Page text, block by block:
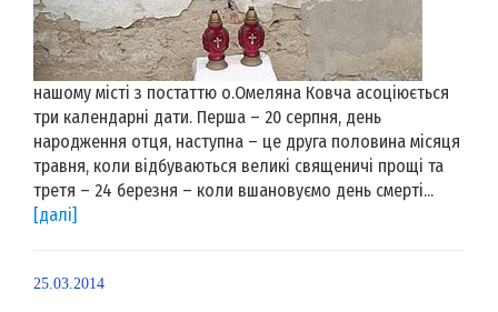
нашому місті з постаттю о.Омеляна Ковча асоціюється
три календарні дати. Перша – 20 серпня, день
народження отця, наступна – це друга половина місяця
травня, коли відбуваються великі священичі прощі та
третя – 24 березня – коли вшановуємо день смерті...
[далі]
25.03.2014